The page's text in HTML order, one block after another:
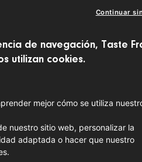
de navegación, Taste
utilizan cookies.
mejor cómo se utiliza
nuestro sitio web, personalizar la
adaptada o hacer que nuestro
Continuar